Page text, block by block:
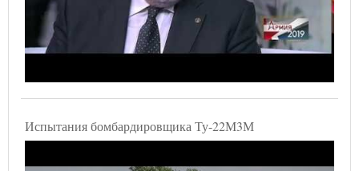
Испытания бомбардировщика Ту-22М3М